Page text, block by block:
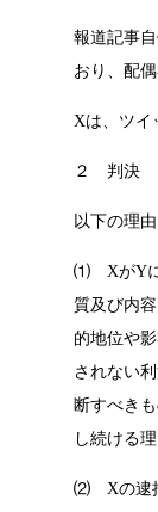
報道記事
おり、配
Xは、ツイ
２ 判決
以下の理
⑴ XがYに
質及び内
的地位や
されない
断すべき
し続ける
⑵ Xの逮捕